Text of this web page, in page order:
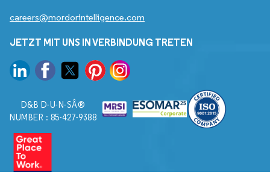
careers@mordorintelligence.com
JETZT MIT UNS IN VERBINDUNG TRETEN
D&B D-U-N-SÂ®
NUMBER : 85-427-9388